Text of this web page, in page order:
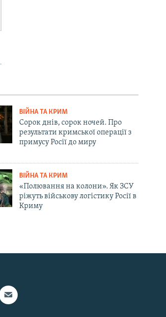
ВІЙНА ТА КРИМ
Сорок днів, сорок ночей. Про
результати кримської операції з
примусу Росії до миру
ВІЙНА ТА КРИМ
«Полювання на колони». Як ЗСУ
ріжуть військову логістику Росії в
Криму